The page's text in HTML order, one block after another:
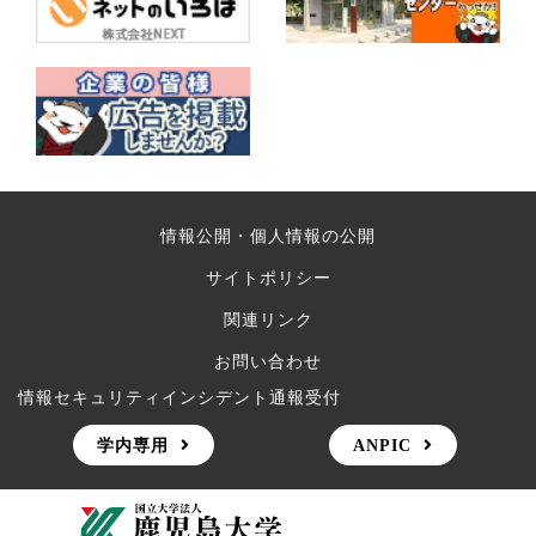
情報公開・個人情報の公開
サイトポリシー
関連リンク
お問い合わせ
情報セキュリティインシデント通報受付
学内専用 ANPIC